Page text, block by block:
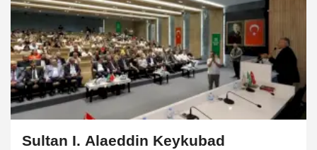
Sultan I. Alaeddin Keykubad